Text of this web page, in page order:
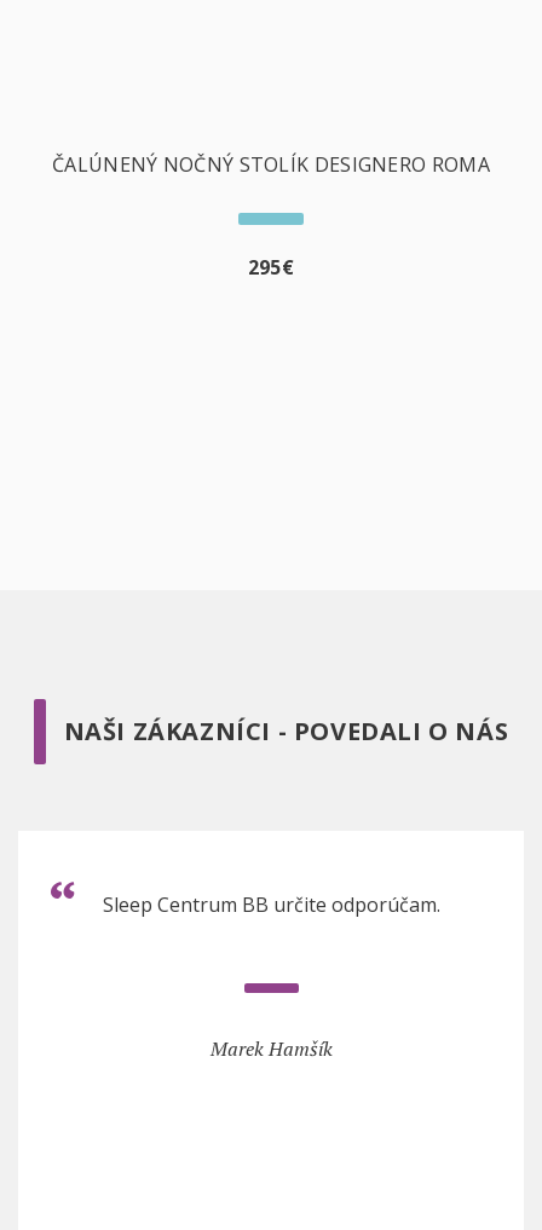
ČALÚNENÝ NOČNÝ STOLÍK DESIGNERO ROMA
295€
NAŠI ZÁKAZNÍCI - POVEDALI O NÁS
Sleep Centrum BB určite odporúčam.
Marek Hamšík